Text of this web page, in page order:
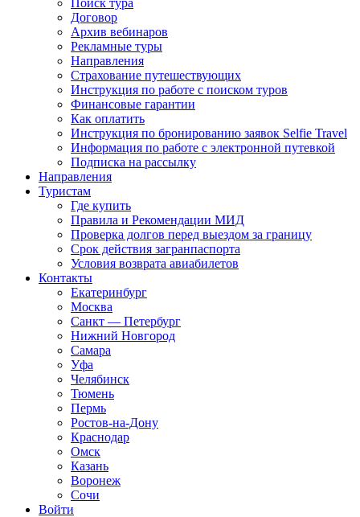
Поиск тура
Договор
Архив вебинаров
Рекламные туры
Направления
Страхование путешествующих
Инструкция по работе с поиском туров
Финансовые гарантии
Как оплатить
Инструкция по бронированию заявок Selfie Travel
Информация по работе с электронной путевкой
Подписка на рассылку
Направления
Туристам
Где купить
Правила и Рекомендации МИД
Проверка долгов перед выездом за границу
Срок действия загранпаспорта
Условия возврата авиабилетов
Контакты
Екатеринбург
Москва
Санкт — Петербург
Нижний Новгород
Самара
Уфа
Челябинск
Тюмень
Пермь
Ростов-на-Дону
Краснодар
Омск
Казань
Воронеж
Сочи
Войти